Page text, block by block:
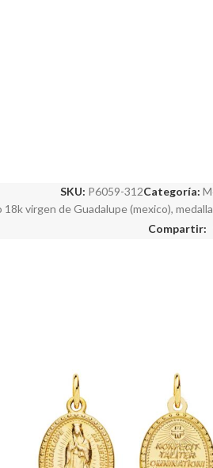
SKU: P6059-312Categoría:
18k virgen de Guadalupe (mexico),
Compartir: